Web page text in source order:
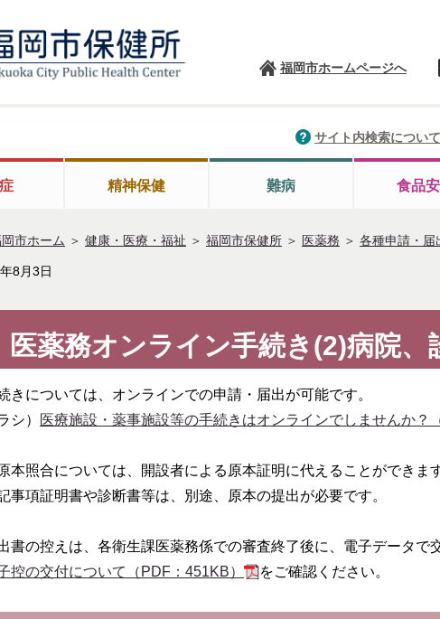
福岡市ホームページへ
サイト内検索について
精神保健 難病 食品
市ホーム ＞ 健康・医療・福祉 ＞ 福岡市保健所 ＞ 医薬務 ＞ 各種申請・届
8月3日
医薬務オンライン手続き(2)病院、
きについては、オンラインでの申請・届出が可能です。
シ）
医療施設・薬事施設等の手続きはオンラインでしませんか？
本照合については、開設者による原本証明に代えることができま
事項証明書や診断書等は、別途、原本の提出が必要です。
書の控えは、各衛生課医薬務係での審査終了後に、電子データで
控の交付について（PDF：451KB） をご確認ください。